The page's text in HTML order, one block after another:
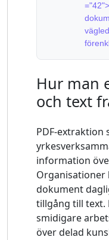
Hur man
och text
PDF-extraktion
information
Organisationer
dokument
tillgång till text.
smidigare
över delad